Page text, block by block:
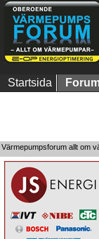
Startsida
Värmepumpsforum allt om